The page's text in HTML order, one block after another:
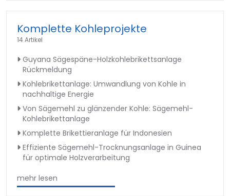
Komplette Kohleprojekte
14 Artikel
Guyana Sägespäne-Holzkohlebrikettsanlage
Rückmeldung
Kohlebrikettanlage: Umwandlung von Kohle in
nachhaltige Energie
Von Sägemehl zu glänzender Kohle: Sägemehl-
Kohlebrikettanlage
Komplette Brikettieranlage für Indonesien
Effiziente Sägemehl-Trocknungsanlage in Guinea
für optimale Holzverarbeitung
mehr lesen